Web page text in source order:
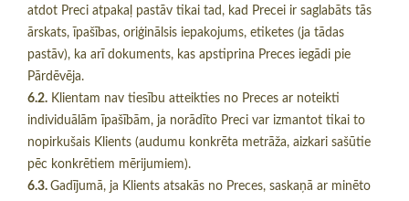
atdot Preci atpakaļ pastāv tikai tad, kad Precei ir saglabāts tās
ārskats, īpašības, oriģinālsis iepakojums, etiketes (ja tādas
pastāv), ka arī dokuments, kas apstiprina Preces iegādi pie
Pārdēvēja.
6.2. Klientam nav tiesību atteikties no Preces ar noteikti
individuālām īpašībām, ja norādīto Preci var izmantot tikai to
nopirkušais Klients (audumu konkrēta metrāža, aizkari sašūtie
pēc konkrētiem mērijumiem).
6.3. Gadījumā, ja Klients atsakās no Preces, saskaņā ar minēto